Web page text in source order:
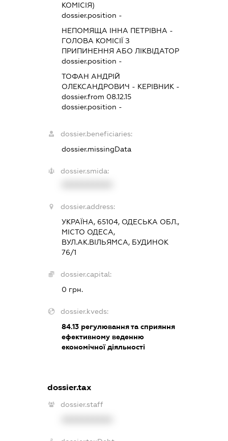
КОМІСІЯ)
dossier.position -
НЕПОМЯЩА ІННА ПЕТРІВНА -
ГОЛОВА КОМІСІЇ З
ПРИПИНЕННЯ АБО ЛІКВІДАТОР
dossier.position -
ТОФАН АНДРІЙ
ОЛЕКСАНДРОВИЧ - КЕРІВНИК -
dossier.from 08.12.15
dossier.position -
dossier.beneficiaries:
dossier.missingData
dossier.smida:
dossier.address:
УКРАЇНА, 65104, ОДЕСЬКА ОБЛ.,
МІСТО ОДЕСА,
ВУЛ.АК.ВІЛЬЯМСА, БУДИНОК
76/1
dossier.capital:
0 грн.
dossier.kveds:
84.13регулювання та сприяння
ефективному веденню
економічної діяльності
dossier.tax
dossier.staff